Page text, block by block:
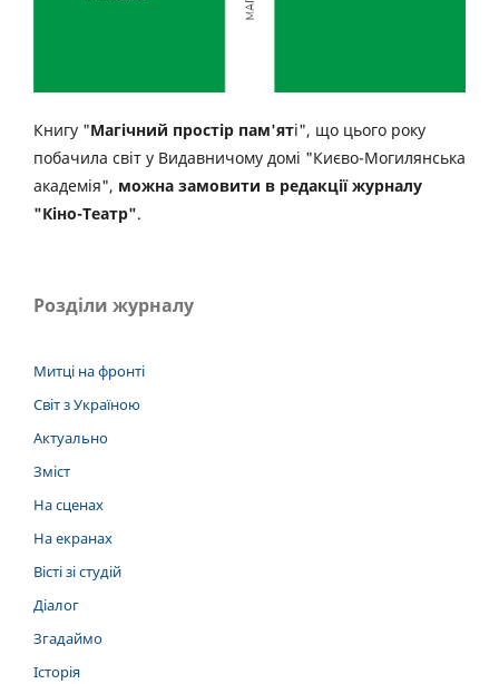
Книгу "Магічний простір пам'яті", що цього року
побачила світ у Видавничому домі "Києво-Могилянська
академія", можна замовити в редакції журналу
"Кіно-Театр".
Розділи журналу
Митці на фронті
Світ з Україною
Актуально
Зміст
На сценах
На екранах
Вісті зі студій
Діалог
Згадаймо
Історія